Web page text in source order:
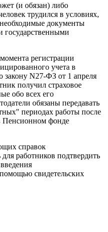
(и обязан) либо
трудился в условиях,
документы
государственными
регистрации
учета в
N27-ФЗ от 1 апреля
получил страховое
обо всех его
обязаны передавать
периодах работы после
Пенсионном фонде
справок
работников подтвердить
свидетельских